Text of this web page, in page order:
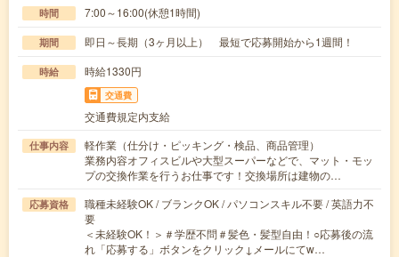
時間 7:00～16:00(休憩1時間)
期間 即日～長期（3ヶ月以上） 最短で応募開始から1週間！
時給 時給1330円
交通費
交通費規定内支給
仕事内容
軽作業（仕分け・ピッキング・検品、商品管理）
業務内容オフィスビルや大型スーパーなどで、マット・モッ
プの交換作業を行うお仕事です！交換場所は建物の…
応募資格
職種未経験OK / ブランクOK / パソコンスキル不要 / 英語力不
要
＜未経験OK！＞＃学歴不問＃髪色・髪型自由！○応募後の流
れ「応募する」ボタンをクリック↓メールにてw…